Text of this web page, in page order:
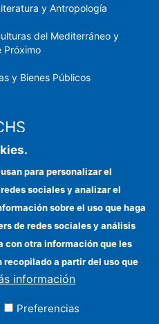
y Antropología
del Mediterráneo y
Próximo
y Bienes Públicos
FEDER
financiadores
para personalizar el
sociales y analizar el
sobre el uso que haga
de redes sociales y análisis
con otra información que les
a partir del uso que
información
Preferencias